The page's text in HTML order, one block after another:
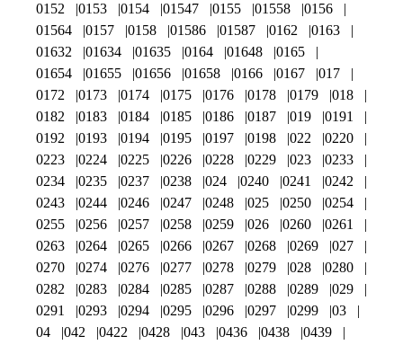
0152
0153 0154 01547 0155 01558
0156
01564
0157 0158 01586 01587 0162
0163
01632
01634 01635 0164 01648
0165
01654
01655 01656 01658 0166 0167
017
0172
0173 0174 0175 0176 0178 0179
018
0182
0183 0184 0185 0186 0187 019
0191
0192
0193 0194 0195 0197 0198 022
0220
0223
0224 0225 0226 0228 0229 023
0233
0234
0235 0237 0238 024 0240 0241
0242
0243
0244 0246 0247 0248 025 0250
0254
0255
0256 0257 0258 0259 026 0260
0261
0263
0264 0265 0266 0267 0268 0269
027
0270
0274 0276 0277 0278 0279 028
0280
0282
0283 0284 0285 0287 0288 0289
029
0291
0293 0294 0295 0296 0297 0299
03
04
042 0422 0428 043 0436 0438 0439